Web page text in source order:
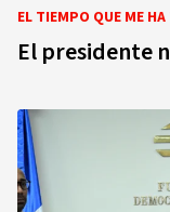
EL TIEMPO QUE ME
El presidente